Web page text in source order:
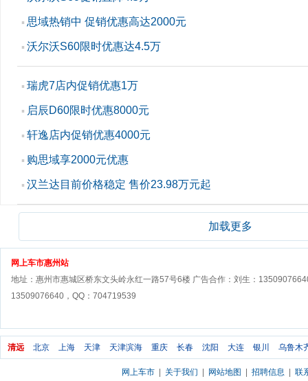
▪ 思域热销中 促销优惠高达2000元
▪ 沃尔沃S60限时优惠达4.5万
▪ 瑞虎7店内促销优惠1万
▪ 启辰D60限时优惠8000元
▪ 轩逸店内促销优惠4000元
▪ 购思域享2000元优惠
▪ 汉兰达目前价格稳定 售价23.98万元起
加载更多
网上车市惠州站
地址：惠州市惠城区桥东文头岭永红一路57号6楼 广告合作：刘生：
13509076640，QQ：704719539
清远 北京 上海 天津 天津滨海 重庆 长春 沈阳 大连 银川 乌鲁木
网上车市| 关于我们 网站地图 招聘信息
联